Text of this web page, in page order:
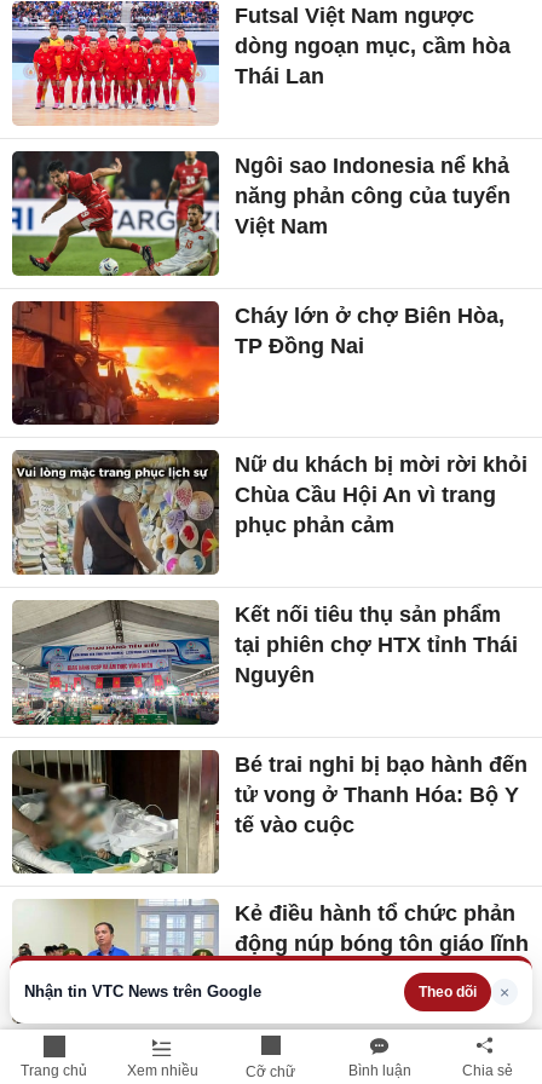
Trang chủ Xem nhiều Cỡ chữ Bình luận Chia sẻ
Nhận tin VTC News trên Google Theo dõi ×
Futsal Việt Nam ngược
dòng ngoạn mục, cầm hòa
Thái Lan
Ngôi sao Indonesia nể khả
năng phản công của tuyển
Việt Nam
Cháy lớn ở chợ Biên Hòa,
TP Đồng Nai
Nữ du khách bị mời rời khỏi
Chùa Cầu Hội An vì trang
phục phản cảm
Kết nối tiêu thụ sản phẩm
tại phiên chợ HTX tỉnh Thái
Nguyên
Bé trai nghi bị bạo hành đến
tử vong ở Thanh Hóa: Bộ Y
tế vào cuộc
Kẻ điều hành tổ chức phản
động núp bóng tôn giáo lĩnh
Triển khai hiệu quả Thỏa